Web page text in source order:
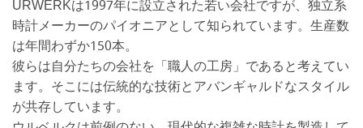
URWERKは1997年に設立された若い会社ですが、独立系
時計メーカーのパイオニアとして知られています。生産数
は年間わずか150本。
彼らは自分たちの会社を「職人の工房」であると考えてい
ます。そこには伝統的な技術とアバンギャルドなスタイル
が共存しています。